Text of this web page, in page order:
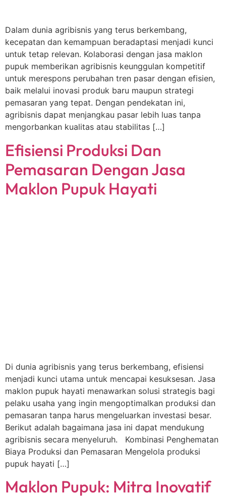
Dalam dunia agribisnis yang terus berkembang,
kecepatan dan kemampuan beradaptasi menjadi kunci
untuk tetap relevan. Kolaborasi dengan jasa maklon
pupuk memberikan agribisnis keunggulan kompetitif
untuk merespons perubahan tren pasar dengan efisien,
baik melalui inovasi produk baru maupun strategi
pemasaran yang tepat. Dengan pendekatan ini,
agribisnis dapat menjangkau pasar lebih luas tanpa
mengorbankan kualitas atau stabilitas […]
Efisiensi Produksi Dan
Pemasaran Dengan Jasa
Maklon Pupuk Hayati
Di dunia agribisnis yang terus berkembang, efisiensi
menjadi kunci utama untuk mencapai kesuksesan. Jasa
maklon pupuk hayati menawarkan solusi strategis bagi
pelaku usaha yang ingin mengoptimalkan produksi dan
pemasaran tanpa harus mengeluarkan investasi besar.
Berikut adalah bagaimana jasa ini dapat mendukung
agribisnis secara menyeluruh. Kombinasi Penghematan
Biaya Produksi dan Pemasaran Mengelola produksi
pupuk hayati […]
Maklon Pupuk: Mitra Inovatif